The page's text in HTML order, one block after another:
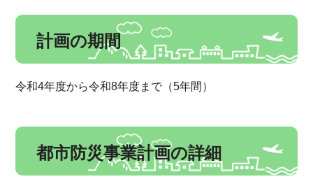
計画の期間
令和4年度から令和8年度まで（5年間）
都市防災事業計画の詳細